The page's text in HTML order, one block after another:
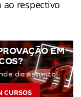
respectivo
EM
do assunto!
CURSOS